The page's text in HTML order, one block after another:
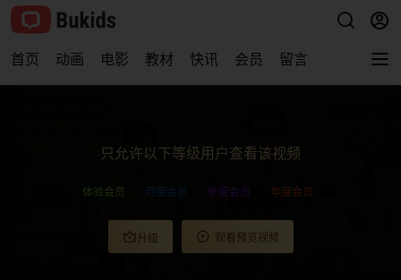
首页 动画 电影 教材 快讯 会员 留言
只允许以下等级用户查看该视频
体验会员 月度会员 季度会员 年度会员
升级 观看预览视频